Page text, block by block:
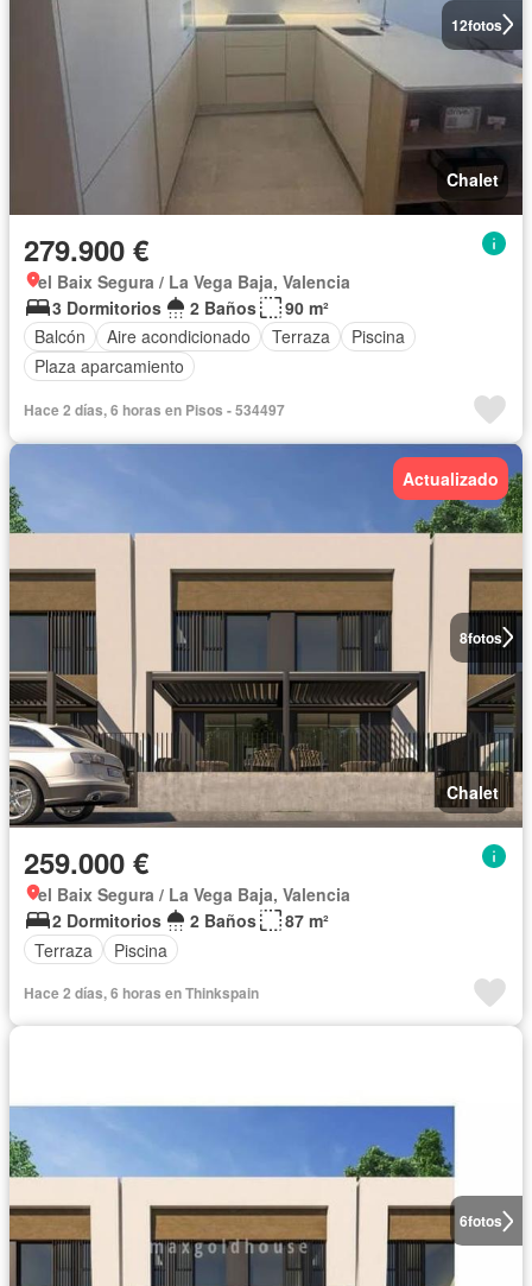
12fotos
Chalet
279.900 €
el Baix Segura / La Vega Baja, Valencia
3 Dormitorios
2 Baños
90 m²
Balcón
Aire acondicionado Terraza
Piscina
Plaza aparcamiento
Hace 2 días, 6 horas en Pisos - 534497
8fotos
Actualizado
Chalet
259.000 €
el Baix Segura / La Vega Baja, Valencia
2 Dormitorios
2 Baños
87 m²
Terraza
Piscina
Hace 2 días, 6 horas en Thinkspain
6fotos